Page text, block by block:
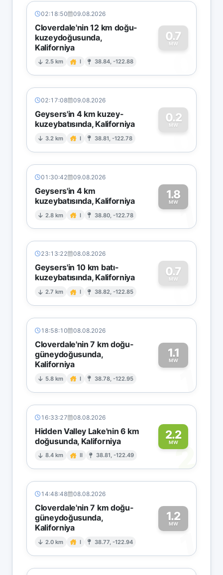
02:18:50 09.08.2026
Cloverdale'nin 12 km doğu-
kuzeydoğusunda,
Kaliforniya
2.5 km I 38.84, -122.88
0.7
MW
0
02:17:08 09.08.2026
Geysers'in 4 km kuzey-
kuzeybatısında, Kaliforniya
3.2 km I 38.81, -122.78
0.2
MW
0
01:30:42 09.08.2026
Geysers'in 4 km
kuzeybatısında, Kaliforniya
2.8 km I 38.80, -122.78
1.8
MW1
23:13:22 08.08.2026
Geysers'in 10 km batı-
kuzeybatısında, Kaliforniya
2.7 km I 38.82, -122.85
0.7
MW
0
18:58:10 08.08.2026
Cloverdale'nin 7 km doğu-
güneydoğusunda,
Kaliforniya
5.8 km I 38.78, -122.95
1.1
MW
1
16:33:27 08.08.2026
Hidden Valley Lake'nin 6 km
doğusunda, Kaliforniya
8.4 km II 38.81, -122.49
2.2
MW2
14:48:48 08.08.2026
Cloverdale'nin 7 km doğu-
güneydoğusunda,
Kaliforniya
2.0 km I 38.77, -122.94
1.2
MW
1